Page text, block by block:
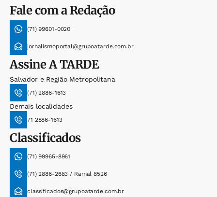
Fale com a Redação
(71) 99601-0020
jornalismoportal@grupoatarde.com.br
AssineA TARDE
Salvador e Região Metropolitana
(71) 2886-1613
Demais localidades
71 2886-1613
Classificados
(71) 99965-8961
(71) 2886-2683 / Ramal 8526
classificados@grupoatarde.com.br